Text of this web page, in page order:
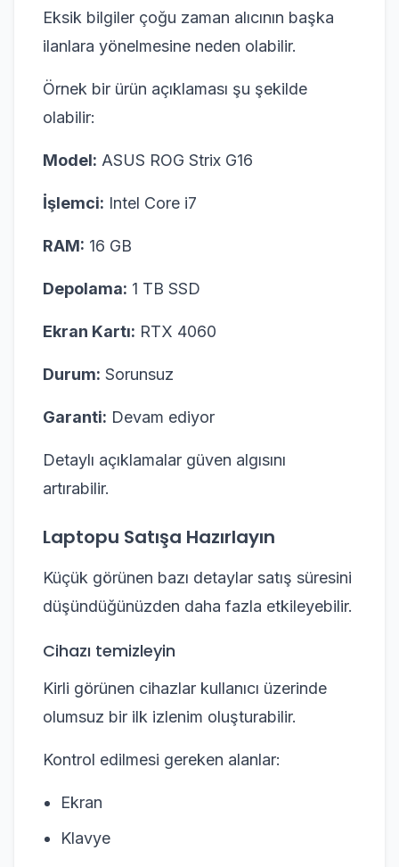
Eksik bilgiler çoğu zaman alıcının başka
ilanlara yönelmesine neden olabilir.
Örnek bir ürün açıklaması şu şekilde
olabilir:
Model: ASUS ROG Strix G16
İşlemci: Intel Core i7
RAM: 16 GB
Depolama: 1 TB SSD
Ekran Kartı: RTX 4060
Durum: Sorunsuz
Garanti: Devam ediyor
Detaylı açıklamalar güven algısını
artırabilir.
Laptopu Satışa Hazırlayın
Küçük görünen bazı detaylar satış süresini
düşündüğünüzden daha fazla etkileyebilir.
Cihazı temizleyin
Kirli görünen cihazlar kullanıcı üzerinde
olumsuz bir ilk izlenim oluşturabilir.
Kontrol edilmesi gereken alanlar:
Ekran
Klavye